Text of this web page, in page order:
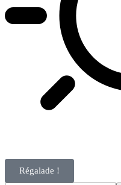
Régalade !